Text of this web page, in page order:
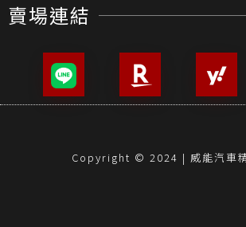
賣場連結
Copyright © 2024 | 威能汽車